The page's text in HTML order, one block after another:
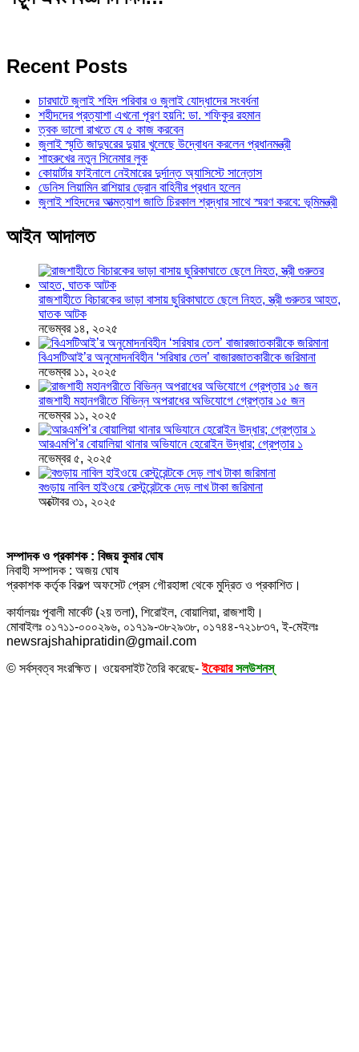
Recent Posts
চারঘাটে জুলাই শহিদ পরিবার ও জুলাই যোদ্ধাদের সংবর্ধনা
শহীদদের প্রত্যাশা এখনো পূরণ হয়নি: ডা. শফিকুর রহমান
ত্বক ভালো রাখতে যে ৫ কাজ করবেন
জুলাই স্মৃতি জাদুঘরের দুয়ার খুলেছে উদ্বোধন করলেন প্রধানমন্ত্রী
শাহরুখের নতুন সিনেমার লুক
কোয়ার্টার ফাইনালে নেইমারের দুর্দান্ত অ্যাসিস্টে সান্তোস
ডেনিস লিয়ামিন রাশিয়ার ড্রোন বাহিনীর প্রধান হলেন
জুলাই শহিদদের আত্মত্যাগ জাতি চিরকাল শ্রদ্ধার সাথে স্মরণ করবে: ভূমিমন্ত্রী
আইন আদালত
রাজশাহীতে বিচারকের ভাড়া বাসায় ছুরিকাঘাতে ছেলে নিহত, স্ত্রী গুরুতর আহত,
ঘাতক আটক
নভেম্বর ১৪, ২০২৫
বিএসটিআই’র অনুমোদনবিহীন ‘সরিষার তেল’ বাজারজাতকারীকে জরিমানা
নভেম্বর ১১, ২০২৫
রাজশাহী মহানগরীতে বিভিন্ন অপরাধের অভিযোগে গ্রেপ্তার ১৫ জন
নভেম্বর ১১, ২০২৫
আরএমপি’র বোয়ালিয়া থানার অভিযানে হেরোইন উদ্ধার; গ্রেপ্তার ১
নভেম্বর ৫, ২০২৫
বগুড়ায় নাবিল হাইওয়ে রেস্টুরেন্টকে দেড় লাখ টাকা জরিমানা
অক্টোবর ৩১, ২০২৫
সম্পাদক ও প্রকাশক : বিজয় কুমার ঘোষ
নিবাহী সম্পাদক : অজয় ঘোষ
প্রকাশক কর্তৃক বিকল্প অফসেট প্রেস গৌরহাঙ্গা থেকে মুদ্রিত ও প্রকাশিত।
কার্যালয়ঃ পূবালী মার্কেট (২য় তলা), শিরোইল, বোয়ালিয়া, রাজশাহী।
মোবাইলঃ ০১৭১১-০০০২৯৬, ০১৭১৯-৩৮২৯৩৮, ০১৭৪৪-৭২১৮৩৭, ই-মেইলঃ
newsrajshahipratidin@gmail.com
© সর্বস্বত্ব সংরক্ষিত। ওয়েবসাইট তৈরি করেছে-ইকেয়ার সলউশনস্